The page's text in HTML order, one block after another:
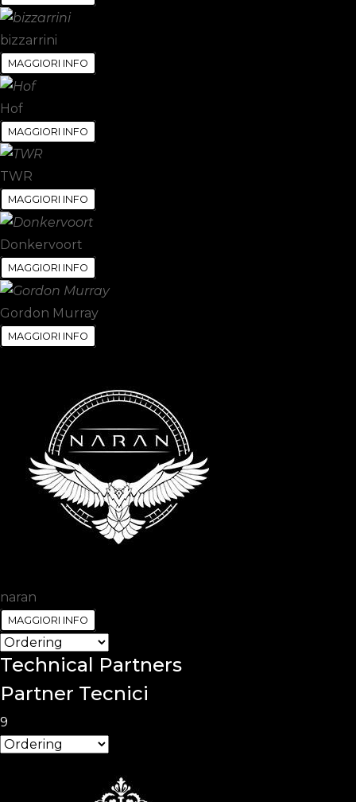
bizzarrini
MAGGIORI INFO
Hof
MAGGIORI INFO
TWR
MAGGIORI INFO
Donkervoort
MAGGIORI INFO
Gordon Murray
MAGGIORI INFO
naran
MAGGIORI INFO
Technical Partners
Partner Tecnici
9